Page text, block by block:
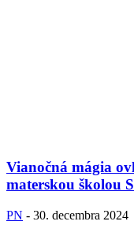
Vianočná mágia
materskou školou
PN - 30. decembra 2024